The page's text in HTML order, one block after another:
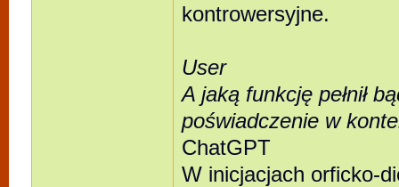
kontrowersyjne.
User
A jaką funkcję pełnił
poświadczenie w
ChatGPT
W inicjacjach orficko-